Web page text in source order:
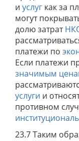
и услуг как за
могут
долю затрат
платежи по
Если платежи
значимым
услуги и
противном
23.7 Таким